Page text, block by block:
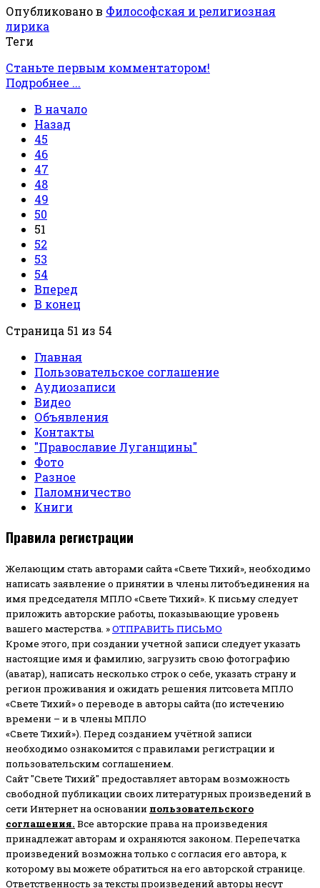
Опубликовано в Философская и религиозная
лирика
Теги
Станьте первым комментатором!
Подробнее ...
В начало
Назад
45
46
47
48
49
50
51
52
53
54
Вперед
В конец
Страница 51 из 54
Главная
Пользовательское соглашение
Аудиозаписи
Видео
Объявления
Контакты
"Православие Луганщины"
Фото
Разное
Паломничество
Книги
Правила регистрации
Желающим стать авторами сайта «Свете Тихий», необходимо
написать заявление о принятии в члены литобъединения на
имя председателя МПЛО «Свете Тихий». К письму следует
приложить авторские работы, показывающие уровень
вашего мастерства. »ОТПРАВИТЬ ПИСЬМО
Кроме этого, при создании учетной записи следует указать
настоящие имя и фамилию, загрузить свою фотографию
(аватар), написать несколько строк о себе, указать страну и
регион проживания и ожидать решения литсовета МПЛО
«Свете Тихий» о переводе в авторы сайта (по истечению
времени – и в члены МПЛО
«Свете Тихий»). Перед созданием учётной записи
необходимо ознакомится с правилами регистрации и
пользовательским соглашением.
Сайт "Свете Тихий" предоставляет авторам возможность
свободной публикации своих литературных произведений в
сети Интернет на основании пользовательского
соглашения. Все авторские права на произведения
принадлежат авторам и охраняются законом. Перепечатка
произведений возможна только с согласия его автора, к
которому вы можете обратиться на его авторской странице.
Ответственность за тексты произведений авторы несут